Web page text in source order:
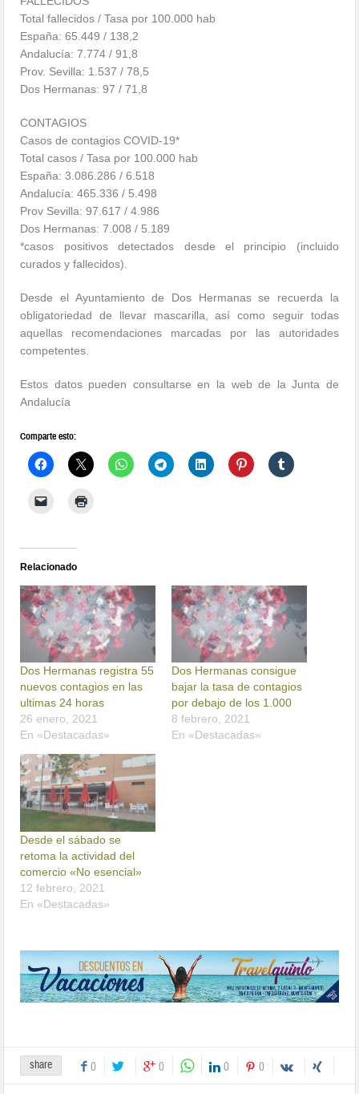
Total fallecidos / Tasa por 100.000 hab
España: 65.449 / 138,2
Andalucía: 7.774 / 91,8
Prov. Sevilla: 1.537 / 78,5
Dos Hermanas: 97 / 71,8
CONTAGIOS
Casos de contagios COVID-19*
Total casos / Tasa por 100.000 hab
España: 3.086.286 / 6.518
Andalucía: 465.336 / 5.498
Prov Sevilla: 97.617 / 4.986
Dos Hermanas: 7.008 / 5.189
*casos positivos detectados desde el principio (incluido
curados y fallecidos).
Desde el Ayuntamiento de Dos Hermanas se recuerda la
obligatoriedad de llevar mascarilla, así como seguir todas
aquellas recomendaciones marcadas por las autoridades
competentes.
Estos datos pueden consultarse en la web de la Junta de
Andalucía
Comparte esto:
Relacionado
Dos Hermanas registra 55
nuevos contagios en las
ultimas 24 horas
26 enero, 2021
En «Destacadas»
Dos Hermanas consigue
bajar la tasa de contagios
por debajo de los 1.000
8 febrero, 2021
En «Destacadas»
Desde el sábado se
retoma la actividad del
comercio «No esencial»
12 febrero, 2021
En «Destacadas»
share 0 0 0 0